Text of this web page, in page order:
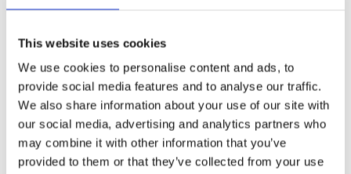
This website uses cookies
We use cookies to personalise content and ads, to
provide social media features and to analyse our traffic.
We also share information about your use of our site with
our social media, advertising and analytics partners who
may combine it with other information that you’ve
provided to them or that they’ve collected from your use
14.5 (EU 50 2/3)
GRATIS LEVERING VANAF € 100
14 DAGEN RETOURTERMIJN